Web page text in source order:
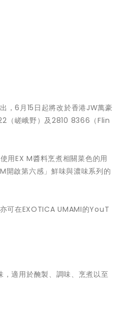
，6月15日起將改於香港JW萬豪
（嵯峨野）及2810 8366（Flin
用EX M醬料烹煮相關菜色的用
啟第六感」鮮味與濃味系列的
在EXOTICA UMAMI的YouT
適用於醃製、調味、烹煮以至